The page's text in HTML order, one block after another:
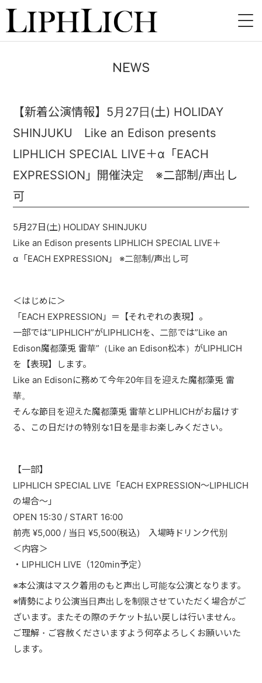
LIVE
INSTORE
BLOG
GOODS
MESSAGE
NEWS
【新着公演情報】5月27日(土) HOLIDAY
SHINJUKU Like an Edison presents
LIPHLICH SPECIAL LIVE＋α「EACH
EXPRESSION」開催決定 ※二部制/声出し
可
5月27日(土) HOLIDAY SHINJUKU
Like an Edison presents LIPHLICH SPECIAL LIVE＋
α「EACH EXPRESSION」 ※二部制/声出し可
＜はじめに＞
「EACH EXPRESSION」＝【それぞれの表現】。
一部では”LIPHLICH”がLIPHLICHを、二部では”Like an
Edison魔都藻兎 雷華”（Like an Edison松本）がLIPHLICH
を【表現】します。
Like an Edisonに務めて今年20年目を迎えた魔都藻兎 雷
華。
そんな節目を迎えた魔都藻兎 雷華とLIPHLICHがお届けす
る、この日だけの特別な1日を是非お楽しみください。
【一部】
LIPHLICH SPECIAL LIVE「EACH EXPRESSION～LIPHLICH
の場合～」
OPEN 15:30 / START 16:00
前売 ¥5,000 / 当日 ¥5,500(税込) 入場時ドリンク代別
＜内容＞
・LIPHLICH LIVE（120min予定）
※本公演はマスク着用のもと声出し可能な公演となります。
※情勢により公演当日声出しを制限させていただく場合がご
ざいます。またその際のチケット払い戻しは行いません。
ご理解・ご容赦くださいますよう何卒よろしくお願いいた
します。